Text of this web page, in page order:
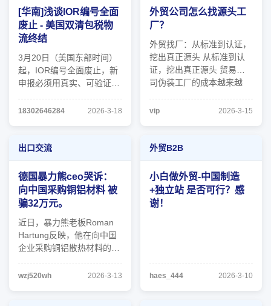
续时间不长，其影响或将比
较温和。但 ...
访阿行程的总统秘书室室长
姜勋植表 ...
[华南]浅谈IOR编号全面
废止 - 美国双清包税物
流终结
3月20日（美国东部时间）
起，IOR编号全面废止，新
申报必须用真实、可验证的
知道了，目前我的理解是
效，现在必须用真实美国实
体（或个人）的、可追溯的
进口商身份进行申报。 美
国海关（CBP ...
18302646284 2026-3-18
外贸公司怎么找源头工
厂？
外贸找厂：从标准到认证，
挖出真正源头 从标准到认
证，挖出真正源头 贸易公
司伪装工厂的成本越来越
源头，或者自己摆脱中间商
一招：查企业标准 · 锁定生
产资质 真正有生产 ...
vip 2026-3-15
出口交流
德国暴力熊ceo哭诉：
向中国采购铜铝材料 被
骗32万元。
近日，暴力熊老板Roman
Hartung反映，他在向中国
企业采购铜铝散热材料的时
元，约合人民币32万元。
wzj520wh 2026-3-13
外贸B2B
小白做外贸-中国制造
+独立站 是否可行？感
谢！
haes_444 2026-3-10